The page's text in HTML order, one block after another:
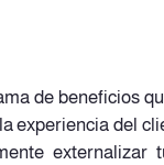
de beneficios
experiencia del
externalizar